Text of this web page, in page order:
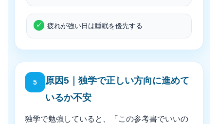
疲れが強い日は睡眠を優先する
5
原因5｜独学で正しい方向に進めて
いるか不安
独学で勉強していると、「この参考書でいいの